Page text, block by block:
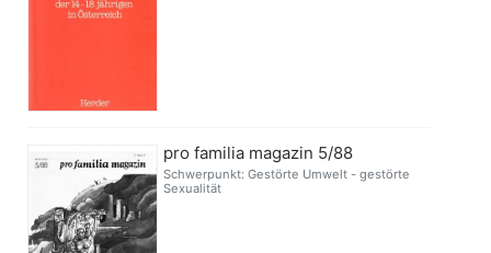
pro familia magazin 5/88
Schwerpunkt: Gestörte Umwelt - gestörte
Sexualität